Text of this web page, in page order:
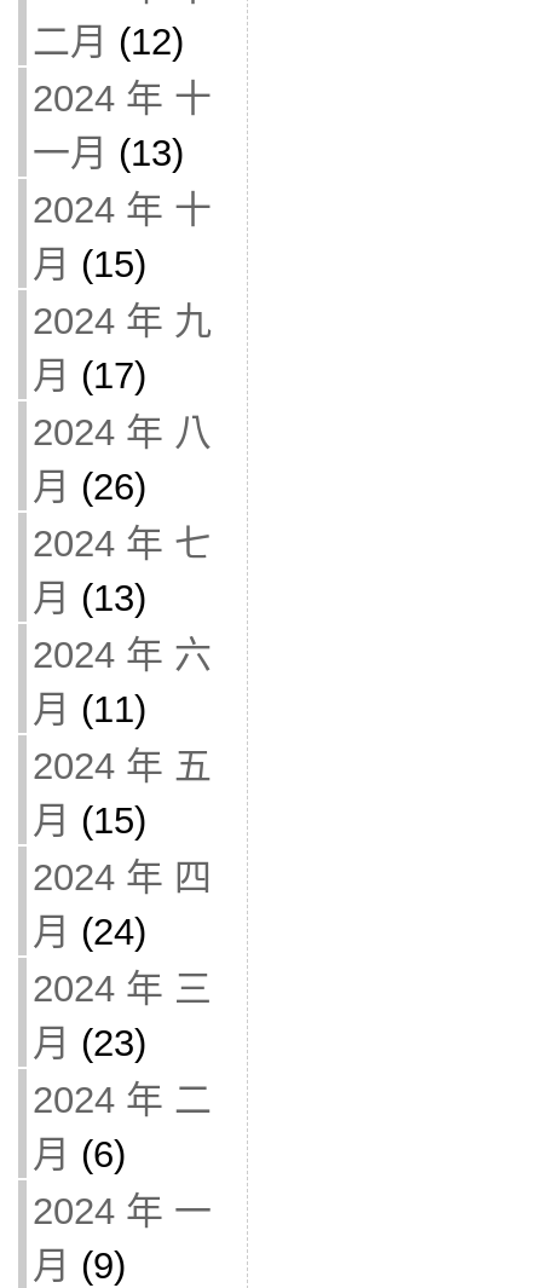
二月 (12)
2024 年 十
一月 (13)
2024 年 十
月 (15)
2024 年 九
月 (17)
2024 年 八
月 (26)
2024 年 七
月 (13)
2024 年 六
月 (11)
2024 年 五
月 (15)
2024 年 四
月 (24)
2024 年 三
月 (23)
2024 年 二
月 (6)
2024 年 一
月 (9)